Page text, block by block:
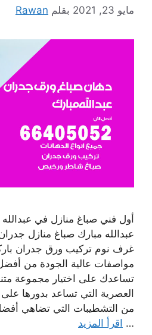
مايو 23, 2021 بقلم Rawan
أول فني صباغ منازل في
عبدالله مبارك صباغ منازل
غرف نوم تركيب ورق جدران
مواصفات عالية الجودة من
تساعدك على اختيار مجموعة
العصرية التي تساعد بدورها
من التشطيبات التي تضاهي أفضل
… اقرأ المزيد